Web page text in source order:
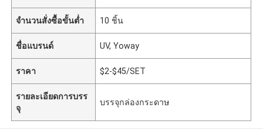
จำนวนสั่งซื้อขั้นต่ำ 10 ชิ้น
ชื่อแบรนด์ UV, Yoway
ราคา $2-$45/SET
รายละเอียดการบรร
จุ
บรรจุกล่องกระดาษ